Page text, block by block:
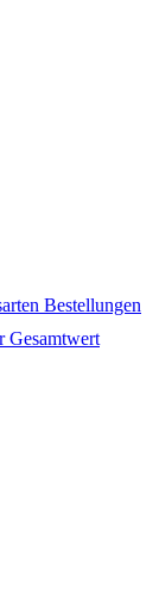
Bestellungen
Gesamtwert